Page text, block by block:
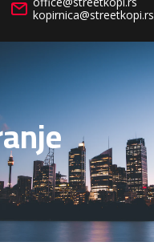
kopirnica@streetkopi.rs